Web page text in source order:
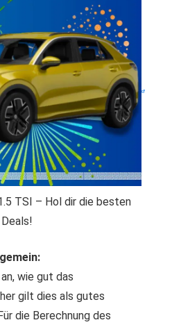
TSI – Hol dir die besten
Deals!
wie gut das
gilt dies als gutes
die Berechnung des